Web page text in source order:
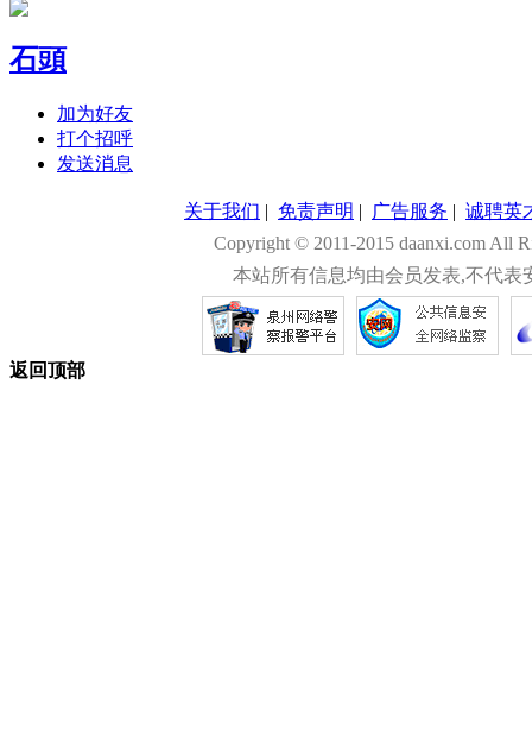
石頭
加为好友
打个招呼
发送消息
关于我们 | 免责声明 | 广告服务 | 诚聘英
Copyright © 2011-2015 daanxi.com All
本站所有信息均由会员发表,不代
返回顶部